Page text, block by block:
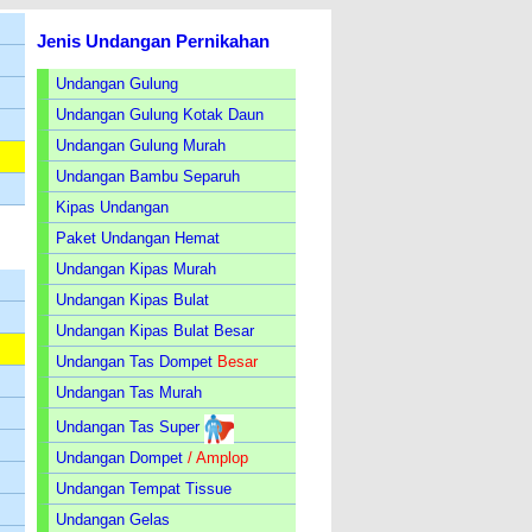
Jenis Undangan Pernikahan
Undangan Gulung
Undangan Gulung Kotak Daun
Undangan Gulung Murah
Undangan Bambu Separuh
Kipas Undangan
Paket Undangan Hemat
Undangan Kipas Murah
Undangan Kipas Bulat
Undangan Kipas Bulat Besar
Undangan Tas Dompet Besar
Undangan Tas Murah
Undangan Tas Super
Undangan Dompet / Amplop
Undangan Tempat Tissue
Undangan Gelas